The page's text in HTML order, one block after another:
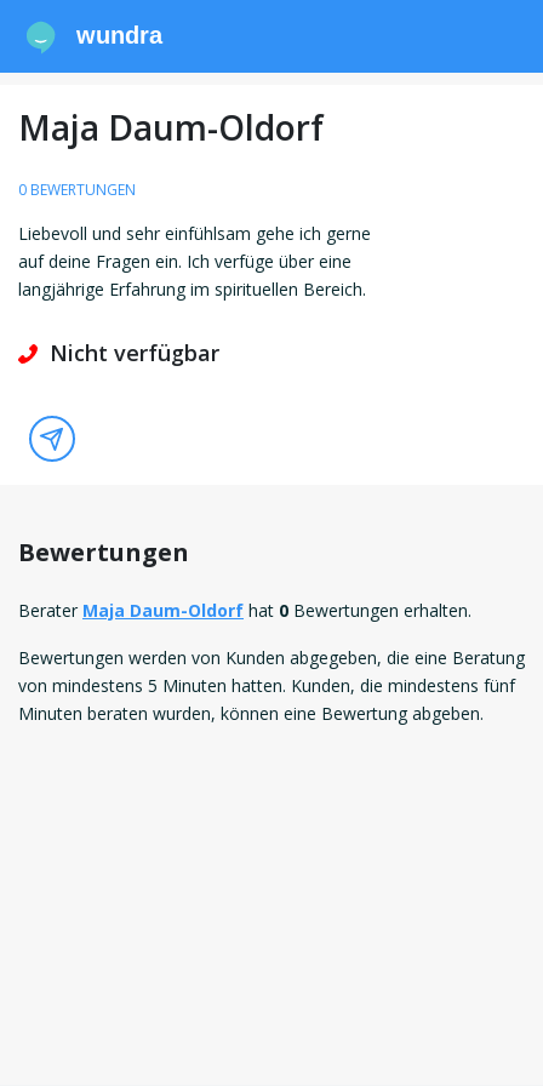
wundra
Maja Daum-Oldorf
0 BEWERTUNGEN
Liebevoll und sehr einfühlsam gehe ich gerne
auf deine Fragen ein. Ich verfüge über eine
langjährige Erfahrung im spirituellen Bereich.
Nicht verfügbar
Bewertungen
Berater Maja Daum-Oldorf hat 0 Bewertungen erhalten.
Bewertungen werden von Kunden abgegeben, die eine Beratung
von mindestens 5 Minuten hatten. Kunden, die mindestens fünf
Minuten beraten wurden, können eine Bewertung abgeben.